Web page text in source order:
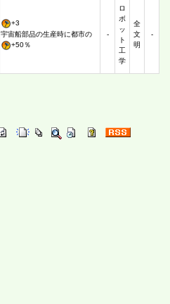
+3
宇宙船部品の生産時に都市の
+50％
-
ロ
ボ
ッ
ト
工
学
全
文
明
-